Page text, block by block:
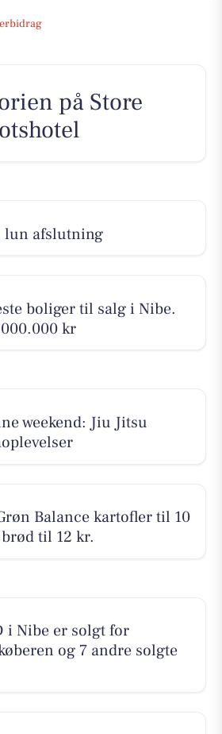
på Store
lun afslutning
boliger til salg i Nibe.
kr
weekend: Jiu Jitsu
Balance kartofler til 10
til 12 kr.
i Nibe er solgt for
og 7 andre solgte